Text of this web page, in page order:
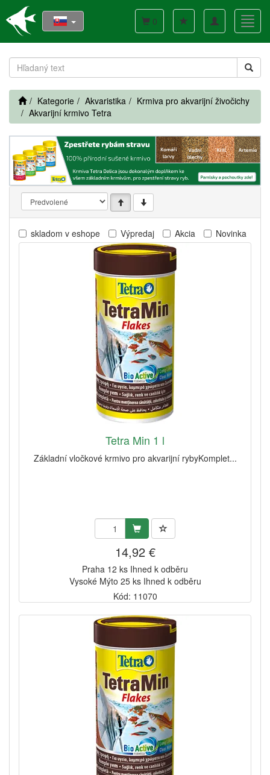
Toggle
navigation
0
Kategorie Akvaristika
Krmiva pro akvarijní živočichy
Akvarijní krmivo Tetra
skladom v eshope Výpredaj Akcia Novinka
Tetra Min 1 l
Základní vločkové krmivo pro akvarijní rybyKomplet...
14,92 €
Praha 12 ks Ihned k odběru
Vysoké Mýto 25 ks Ihned k odběru
Kód: 11070